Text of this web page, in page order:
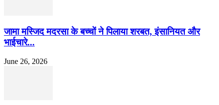
जामा मस्जिद मदरसा के बच्चों ने पिलाया शरबत, इंसानियत और
भाईचारे...
June 26, 2026